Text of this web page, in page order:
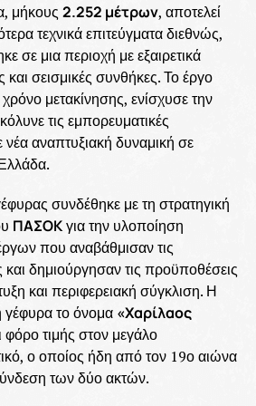
μήκους 2.252 μέτρων, αποτελεί
τεχνικά επιτεύγματα διεθνώς,
σε μια περιοχή με εξαιρετικά
σεισμικές συνθήκες. Το έργο
μετακίνησης, ενίσχυσε την
τις εμπορευματικές
αναπτυξιακή δυναμική σε
συνδέθηκε με τη στρατηγική
ΠΑΣΟΚγια την υλοποίηση
που αναβάθμισαν τις
δημιούργησαν τις προϋποθέσεις
και περιφερειακή σύγκλιση. Η
γέφυρα το όνομα «Χαρίλαος
φόρο τιμής στον μεγάλο
ο οποίος ήδη από τον 19ο αιώνα
των δύο ακτών.